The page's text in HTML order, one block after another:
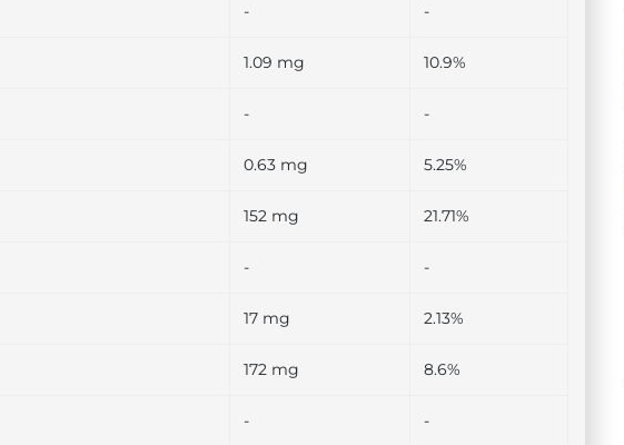
- -
1.09 mg 10.9%
- -
0.63 mg 5.25%
152 mg 21.71%
- -
17 mg 2.13%
172 mg 8.6%
- -